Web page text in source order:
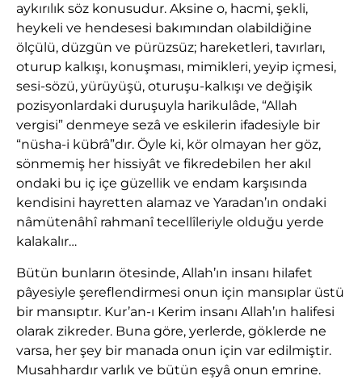
aykırılık söz konusudur. Aksine o, hacmi, şekli,
heykeli ve hendesesi bakımından olabildiğine
ölçülü, düzgün ve pürüzsüz; hareketleri, tavırları,
oturup kalkışı, konuşması, mimikleri, yeyip içmesi,
sesi-sözü, yürüyüşü, oturuşu-kalkışı ve değişik
pozisyonlardaki duruşuyla harikulâde, “Allah
vergisi” denmeye sezâ ve eskilerin ifadesiyle bir
“nüsha-i kübrâ”dır. Öyle ki, kör olmayan her göz,
sönmemiş her hissiyât ve fikredebilen her akıl
ondaki bu iç içe güzellik ve endam karşısında
kendisini hayretten alamaz ve Yaradan’ın ondaki
nâmütenâhî rahmanî tecellîleriyle olduğu yerde
kalakalır…
Bütün bunların ötesinde, Allah’ın insanı hilafet
pâyesiyle şereflendirmesi onun için mansıplar üstü
bir mansıptır. Kur’an-ı Kerim insanı Allah’ın halifesi
olarak zikreder. Buna göre, yerlerde, göklerde ne
varsa, her şey bir manada onun için var edilmiştir.
Musahhardır varlık ve bütün eşyâ onun emrine.